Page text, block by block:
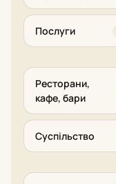
Послуги
Ресторани,
кафе, бари
Суспільство